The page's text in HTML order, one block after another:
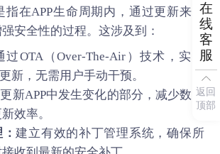
指在APP生命周期内，通过更新来修
安全性的过程。这涉及到：
过OTA（Over-The-Air）技术，实现
新，无需用户手动干预。
新APP中发生变化的部分，减少数据
效率。
：建立有效的补丁管理系统，确保所
在
线
客
服
返回
顶部